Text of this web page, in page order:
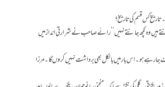
کس قسم کی تاریخ؟
ہیں وہ کچھ جانتے نہیں‘‘ رائے صاحب نے شرارتی انداز میں
جا رہے ہو۔ اس بار میں بالکل بھی برداشت نہیں کروں گا۔ مرزا